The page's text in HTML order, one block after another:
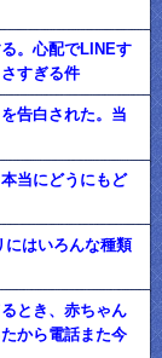
。心配でLINEす
すぎる件
告白された。当
当にどうにもど
はいろんな種類
とき、赤ちゃん
から電話また今